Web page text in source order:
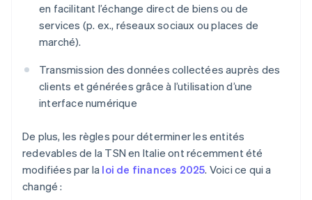
en facilitant l’échange direct de biens ou de
services (p. ex., réseaux sociaux ou places de
marché).
Transmission des données collectées auprès des
clients et générées grâce à l’utilisation d’une
interface numérique
De plus, les règles pour déterminer les entités
redevables de la TSN en Italie ont récemment été
modifiées par la loi de finances 2025. Voici ce qui a
changé :